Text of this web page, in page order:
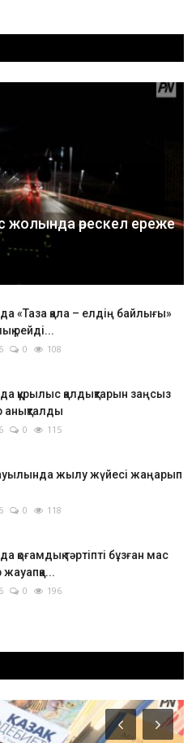
жолында өрескел ереже
«Таза қала – елдің байлығы»
рейді...
0 108
құрылыс қалдықтарын заңсыз
анықталды
0 115
жылу жүйесі жаңарып
0 118
қоғамдық тәртіпті бұзған мас
0 196